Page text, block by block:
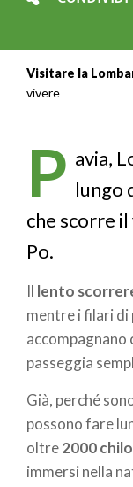
Briciole
pane
Visitare la
vivere
P avia,
lungo
che scorre
Po.
Il lento
mentre i filari di
accompagnano
passeggia
Già, perché
possono fare
oltre2000
immersi nella